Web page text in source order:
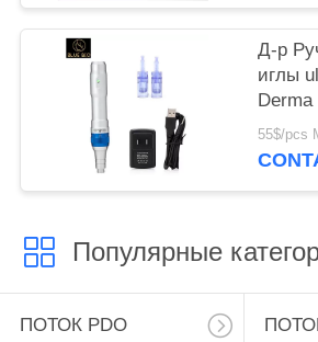
Д-р
иглы
Derma
55$/pcs
Популярные
ПОТОК PDO